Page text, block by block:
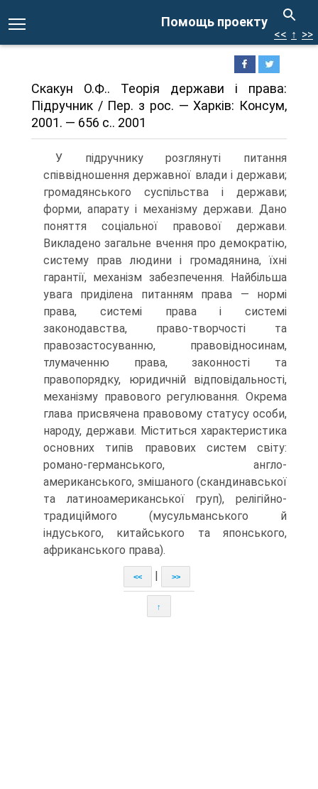
Помощь проекту
<< ↑ >>
Скакун О.Ф.. Теорія держави і права:
Підручник / Пер. з рос. — Харків: Консум,
2001. — 656 с.. 2001
У підручнику розглянуті питання
співвідношення державної влади і держави;
громадянського суспільства і держави;
форми, апарату і механізму держави. Дано
поняття соціальної правової держави.
Викладено загальне вчення про демократію,
систему прав людини і громадянина, їхні
гарантії, механізм забезпечення. Найбільша
увага приділена питанням права — нормі
права, системі права і системі
законодавства, право-творчості та
правозастосуванню, правовідносинам,
тлумаченню права, законності та
правопорядку, юридичній відповідальності,
механізму правового регулювання. Окрема
глава присвячена правовому статусу особи,
народу, держави. Міститься характеристика
основних типів правових систем світу:
романо-германського, англо-
американського, змішаного (скандинавської
та латиноамериканської груп), релігійно-
традиціймого (мусульманського й
індуського, китайського та японського,
африканського права).
<< >>
↑